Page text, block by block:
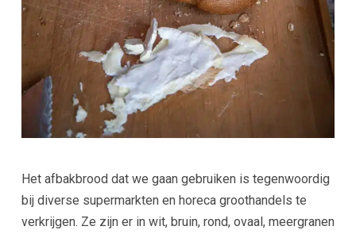
Het afbakbrood dat we gaan gebruiken is tegenwoordig
bij diverse supermarkten en horeca groothandels te
verkrijgen. Ze zijn er in wit, bruin, rond, ovaal, meergranen